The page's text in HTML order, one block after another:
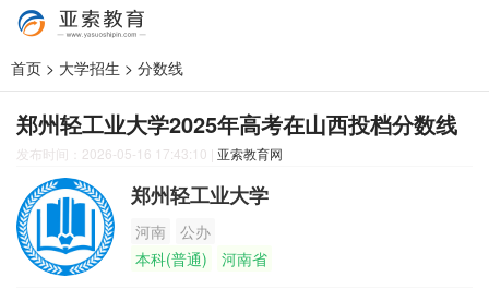
首页 > 大学招生 > 分数线
郑州轻工业大学2025年高考在山西投档分数线
发布时间：2026-05-16 17:43:10 | 亚索教育网
郑州轻工业大学
河南
公办
本科(普通)
河南省